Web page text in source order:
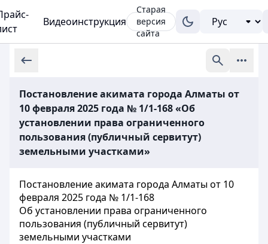
Видеоинструкция
Старая
версия
сайта
Постановление акимата города Алматы от
10 февраля 2025 года № 1/1-168 «Об
установлении права ограниченного
пользования (публичный сервитут)
земельными участками»
Постановление акимата города Алматы от 10
февраля 2025 года № 1/1-168
Об установлении права ограниченного
пользования (публичный сервитут)
земельными участками